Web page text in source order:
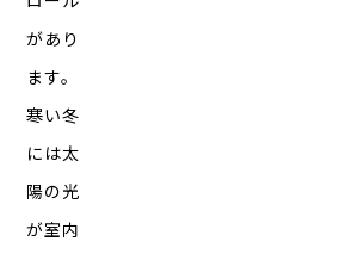
があり
ます。
寒い冬
には太
陽の光
が室内